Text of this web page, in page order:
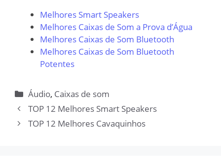
Melhores Smart Speakers
Melhores Caixas de Som a Prova d’Água
Melhores Caixas de Som Bluetooth
Melhores Caixas de Som Bluetooth
Potentes
Categorias
Áudio, Caixas de som
TOP 12 Melhores Smart Speakers
TOP 12 Melhores Cavaquinhos